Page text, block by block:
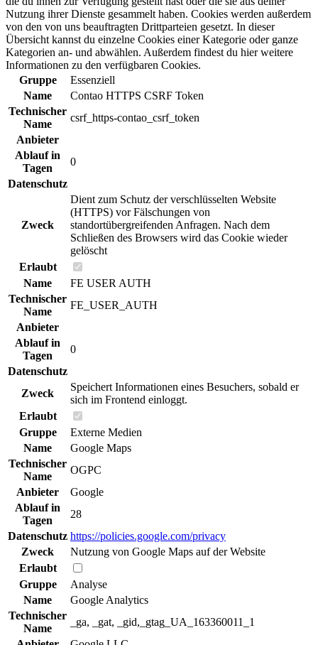
Nutzung ihrer Dienste gesammelt haben. Cookies werden außerdem
von den von uns beauftragten Drittparteien gesetzt. In dieser
Übersicht kannst du einzelne Cookies einer Kategorie oder ganze
Kategorien an- und abwählen. Außerdem findest du hier weitere
Informationen zu den verfügbaren Cookies.
Gruppe
Essenziell
Name
Contao HTTPS CSRF Token
Technischer
Name
csrf_https-contao_csrf_token
Anbieter
Ablauf in
Tagen
0
Datenschutz
Zweck
Dient zum Schutz der verschlüsselten Website
(HTTPS) vor Fälschungen von
standortübergreifenden Anfragen. Nach dem
Schließen des Browsers wird das Cookie wieder
gelöscht
Erlaubt
Name
FE USER AUTH
Technischer
Name
FE_USER_AUTH
Anbieter
Ablauf in
Tagen
0
Datenschutz
Zweck
Speichert Informationen eines Besuchers, sobald er
sich im Frontend einloggt.
Erlaubt
Gruppe
Externe Medien
Name
Google Maps
Technischer
Name
OGPC
Anbieter
Google
Ablauf in
Tagen
28
Datenschutz https://policies.google.com/privacy
Zweck
Nutzung von Google Maps auf der Website
Erlaubt
Gruppe
Analyse
Name
Google Analytics
Technischer
Name
_ga, _gat, _gid,_gtag_UA_163360011_1